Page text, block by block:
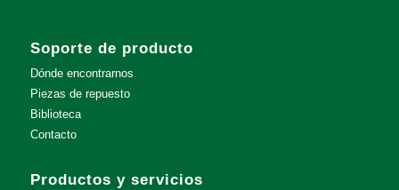
Soporte de producto
Dónde encontrarnos
Piezas de repuesto
Biblioteca
Contacto
Productos y servicios